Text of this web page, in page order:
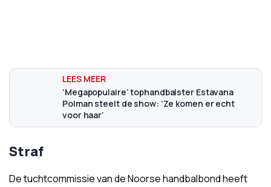
‘Megapopulaire’ tophandbalster Estavana
Polman steelt de show: ‘Ze komen er echt
voor haar’
Straf
De tuchtcommissie van de Noorse handbalbond heeft